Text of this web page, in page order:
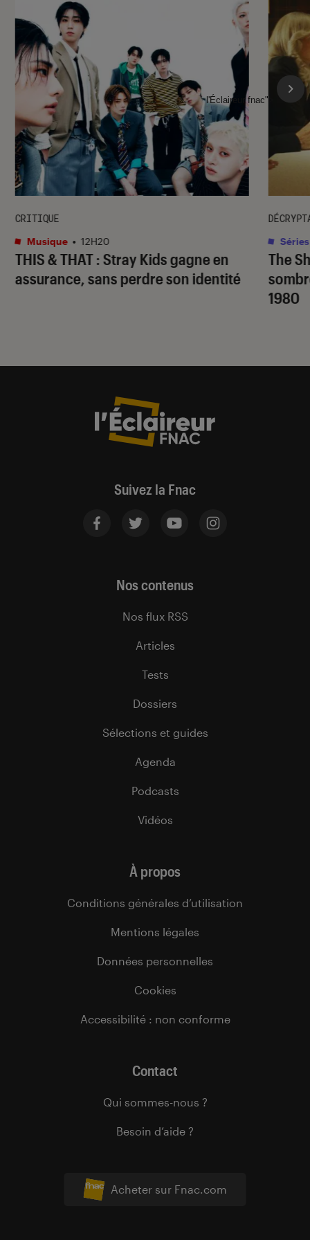
THIS & THAT: Stray Kids gagne en
assurance, sans perdre son identité
CRITIQUE
Musique • 12H20
The
1980
Séries
l'Éclaireur fnac">
Suivez la Fnac
Acheter sur Fnac.com
Nos contenus
Nos flux RSS
Articles
Tests
Dossiers
Sélections et guides
Agenda
Podcasts
Vidéos
À propos
Conditions générales d’utilisation
Mentions légales
Données personnelles
Cookies
Accessibilité : non conforme
Contact
Qui sommes-nous ?
Besoin d’aide ?